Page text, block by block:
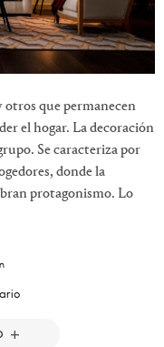
otros que permanecen
el hogar. La decoración
Se caracteriza por
donde la
protagonismo. Lo